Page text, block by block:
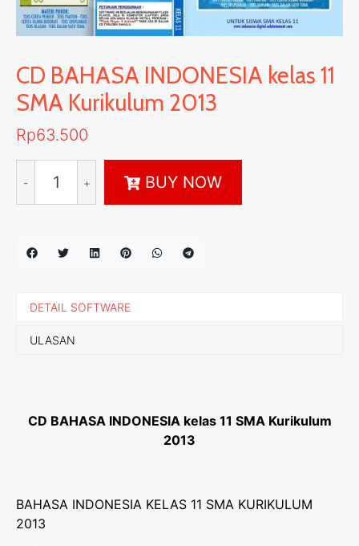
CD BAHASA INDONESIA kelas 11
SMA Kurikulum 2013
Rp63.500
CD
BAHASA
kelas
Kurikulum
BUY NOW
DETAIL SOFTWARE
ULASAN
CD BAHASA INDONESIA kelas 11 SMA Kurikulum
2013
BAHASA INDONESIA KELAS 11 SMA KURIKULUM
2013